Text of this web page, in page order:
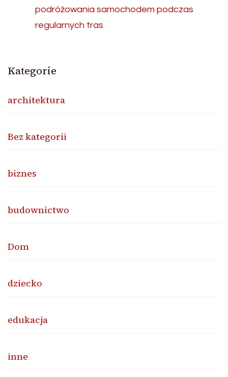
podróżowania samochodem podczas
regularnych tras
Kategorie
architektura
Bez kategorii
biznes
budownictwo
Dom
dziecko
edukacja
inne